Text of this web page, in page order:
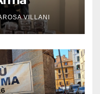
VILLANI